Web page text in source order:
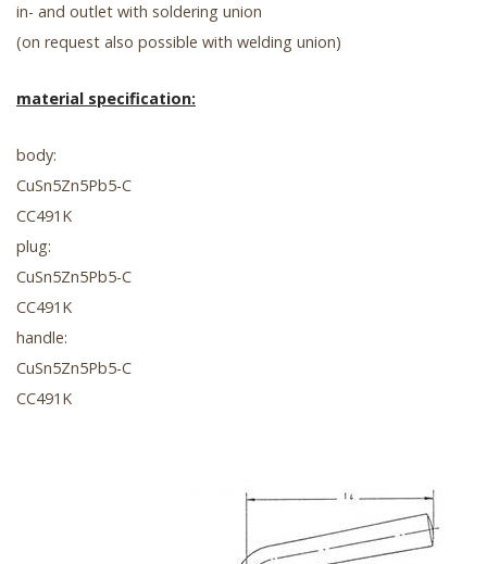
in- and outlet with soldering union
(on request also possible with welding union)
material specification:
body:
CuSn5Zn5Pb5-C
CC491K
plug:
CuSn5Zn5Pb5-C
CC491K
handle:
CuSn5Zn5Pb5-C
CC491K